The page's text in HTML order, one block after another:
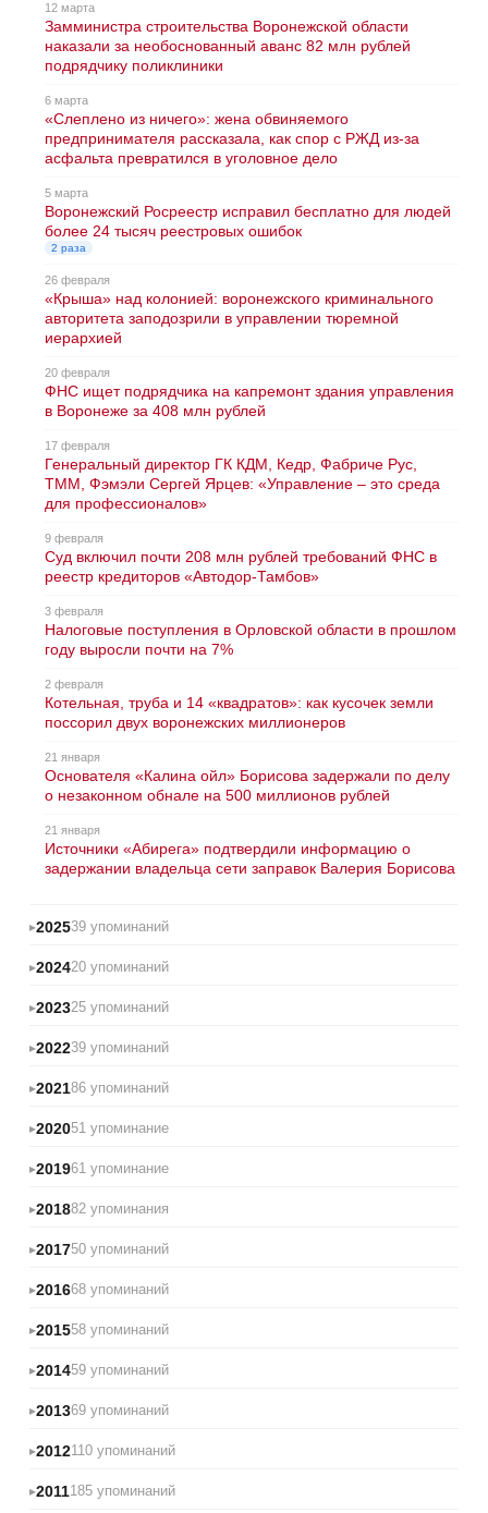
12 марта
Замминистра строительства Воронежской области
наказали за необоснованный аванс 82 млн рублей
подрядчику поликлиники
6 марта
«Слеплено из ничего»: жена обвиняемого
предпринимателя рассказала, как спор с РЖД из-за
асфальта превратился в уголовное дело
5 марта
Воронежский Росреестр исправил бесплатно для людей
более 24 тысяч реестровых ошибок
2 раза
26 февраля
«Крыша» над колонией: воронежского криминального
авторитета заподозрили в управлении тюремной
иерархией
20 февраля
ФНС ищет подрядчика на капремонт здания управления
в Воронеже за 408 млн рублей
17 февраля
Генеральный директор ГК КДМ, Кедр, Фабриче Рус,
ТММ, Фэмэли Сергей Ярцев: «Управление – это среда
для профессионалов»
9 февраля
Суд включил почти 208 млн рублей требований ФНС в
реестр кредиторов «Автодор-Тамбов»
3 февраля
Налоговые поступления в Орловской области в прошлом
году выросли почти на 7%
2 февраля
Котельная, труба и 14 «квадратов»: как кусочек земли
поссорил двух воронежских миллионеров
21 января
Основателя «Калина ойл» Борисова задержали по делу
о незаконном обнале на 500 миллионов рублей
21 января
Источники «Абирега» подтвердили информацию о
задержании владельца сети заправок Валерия Борисова
202539 упоминаний
202420 упоминаний
202325 упоминаний
202239 упоминаний
202186 упоминаний
202051 упоминание
201961 упоминание
201882 упоминания
201750 упоминаний
201668 упоминаний
201558 упоминаний
201459 упоминаний
201369 упоминаний
2012110 упоминаний
2011185 упоминаний